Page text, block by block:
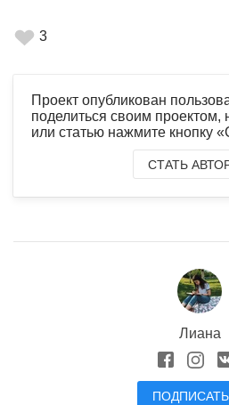
3
Проект опубликован
поделиться своим проектом,
или статью нажмите кнопку
СТАТЬ
Лиана